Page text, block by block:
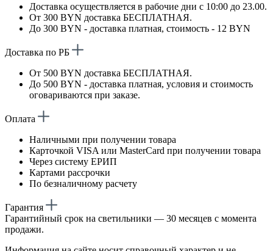
Доставка осуществляется в рабочие дни с 10:00 до 23.00.
От 300 BYN доставка БЕСПЛАТНАЯ.
До 300 BYN - доставка платная, стоимость - 12 BYN
Доставка по РБ
От 500 BYN доставка БЕСПЛАТНАЯ.
До 500 BYN - доставка платная, условия и стоимость
оговариваются при заказе.
Оплата
Наличными при получении товара
Карточкой VISA или MasterCard при получении товара
Через систему ЕРИП
Картами рассрочки
По безналичному расчету
Гарантия
Гарантийный срок на светильники — 30 месяцев с момента
продажи.